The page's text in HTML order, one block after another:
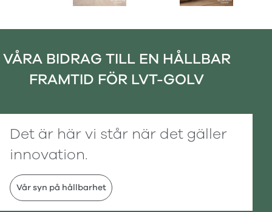
VÅRA BIDRAG TILL EN HÅLLBAR
FRAMTID FÖR LVT-GOLV
Det är här vi står när det gäller
innovation.
Vår syn på hållbarhet